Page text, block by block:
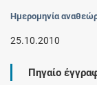
Ημερομηνία
25.10.2010
Πηγαίο